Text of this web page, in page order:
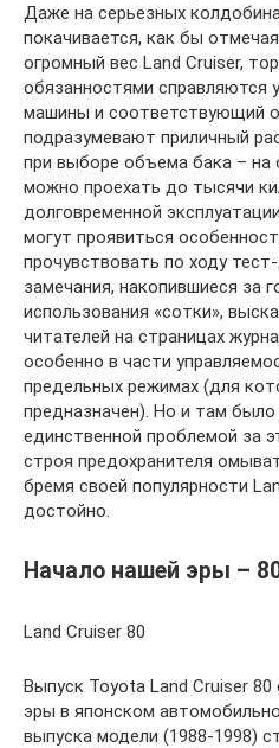
Даже на серьезных
покачивается, как бы
огромный вес Land Cruiser,
обязанностями справляются
машины и соответствующий
подразумевают приличный
при выборе объема бака – на
можно проехать до тысячи
долговременной
могут проявиться
прочувствовать по ходу
замечания, накопившиеся за
использования «сотки»,
читателей на страницах
особенно в части
предельных режимах (для
предназначен). Но и там
единственной проблемой за
строя предохранителя
бремя своей популярности
достойно.
Начало нашей эры –
Land Cruiser 80
Выпуск Toyota Land Cruiser
эры в японском
выпуска модели (1988-1998)